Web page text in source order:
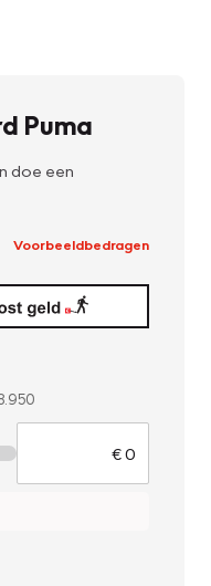
Puma
doe een
Voorbeeldbedragen